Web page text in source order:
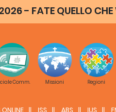
presenza, oltre a Don
critico d’arte, saggista e
e per il Turismo; Alberto
Sabbadini, Responsabile del
del progetto
- FATE QUELLO CHE
Comm. Missioni Regioni